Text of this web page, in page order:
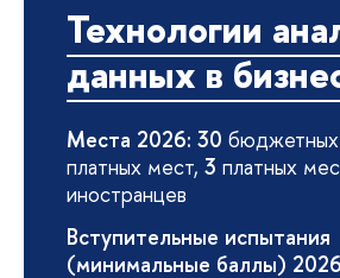
Технологии
данных в
Места 2026: 30
платных мест, 3 платных
иностранцев
Вступительные испытания
(минимальные баллы)